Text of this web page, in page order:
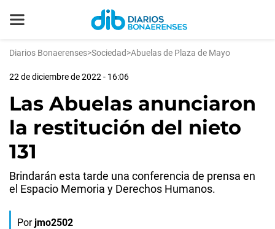
Diarios Bonaerenses>Sociedad>Abuelas de Plaza de Mayo
22 de diciembre de 2022 - 16:06
Las Abuelas anunciaron
la restitución del nieto
131
Brindarán esta tarde una conferencia de prensa en
el Espacio Memoria y Derechos Humanos.
Por jmo2502